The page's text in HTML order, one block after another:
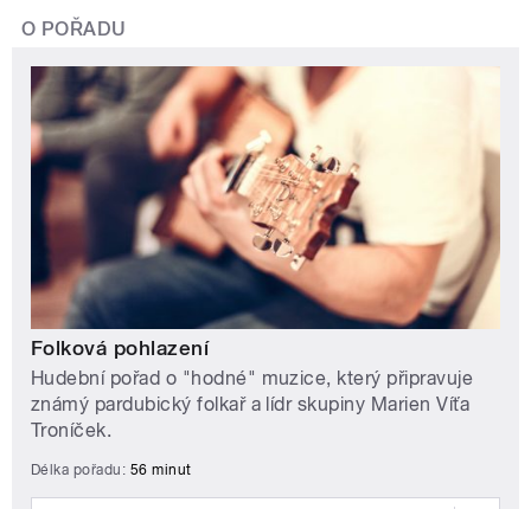
O POŘADU
Folková pohlazení
Hudební pořad o "hodné" muzice, který připravuje
známý pardubický folkař a lídr skupiny Marien Víťa
Troníček.
Délka pořadu: 56 minut